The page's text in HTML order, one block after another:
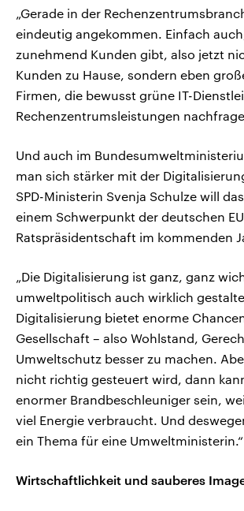
„Gerade in der
eindeutig angekommen. Einfach
zunehmend Kunden gibt, also jetzt
Kunden zu Hause, sondern eben
Firmen, die bewusst grüne IT-
Rechenzentrumsleistungen
Und auch im
man sich stärker mit der
SPD-Ministerin Svenja Schulze will
einem Schwerpunkt der deutschen
Ratspräsidentschaft im kommenden
„Die Digitalisierung ist ganz, ganz
umweltpolitisch auch wirklich
Digitalisierung bietet enorme
Gesellschaft – also Wohlstand,
Umweltschutz besser zu machen.
nicht richtig gesteuert wird, dann
enormer Brandbeschleuniger sein,
viel Energie verbraucht. Und
ein Thema für eine Umweltministerin.“
Wirtschaftlichkeit und sauberes